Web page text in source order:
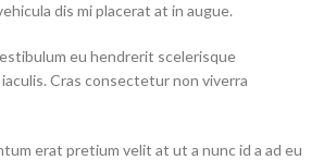
dis mi placerat at in augue.
eu hendrerit scelerisque
iaculis. Cras consectetur non viverra
erat pretium velit at ut a nunc id a ad eu